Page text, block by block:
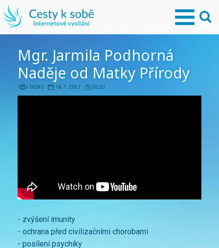
Mgr. Jarmila Podhorná
Naděje od Matky Přírody
36240 16. 7. 2021 26:20
- zvýšení imunity
- ochrana před civilizačními chorobami
- posílení psychiky